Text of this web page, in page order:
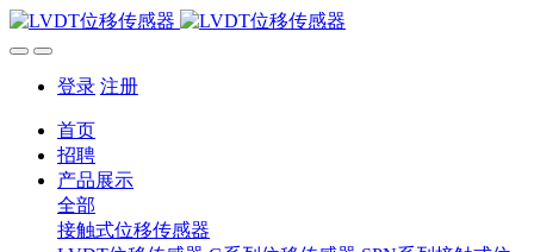
登录 注册
首页
招聘
产品展示
全部
接触式位移传感器